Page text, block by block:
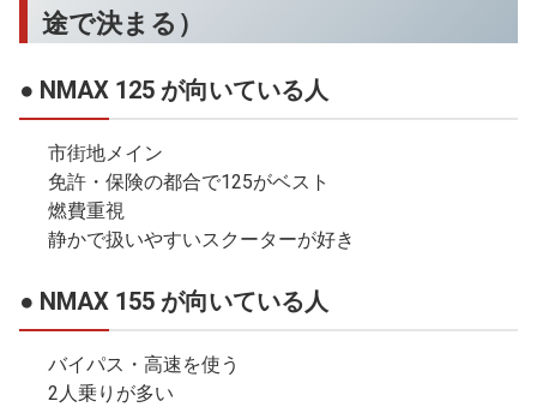
途で決まる）
● NMAX 125 が向いている人
市街地メイン
免許・保険の都合で125がベスト
燃費重視
静かで扱いやすいスクーターが好き
● NMAX 155 が向いている人
バイパス・高速を使う
2人乗りが多い